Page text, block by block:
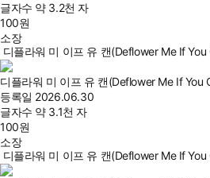
글자수 약 3.2천 자
100원
소장
디플라워 미 이프 유 캔(Deflower Me If You
디플라워 미 이프 유 캔(Deflower Me If You
등록일 2026.06.30
글자수 약 3.1천 자
100원
소장
디플라워 미 이프 유 캔(Deflower Me If You